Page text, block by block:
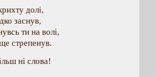
долі,
заснув,
ти на волі,
стрепенув.
ні слова!